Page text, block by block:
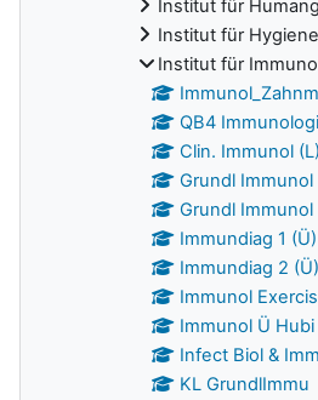
Institut für
Institut für
Institut für
QB4
Clin. Immunol (L)
Grundl Immunol
Grundl Immunol
Immundiag 1 (Ü)
Immundiag 2 (Ü)
Immunol
Immunol Ü Hubi
Infect Biol &
KL GrundlImmu